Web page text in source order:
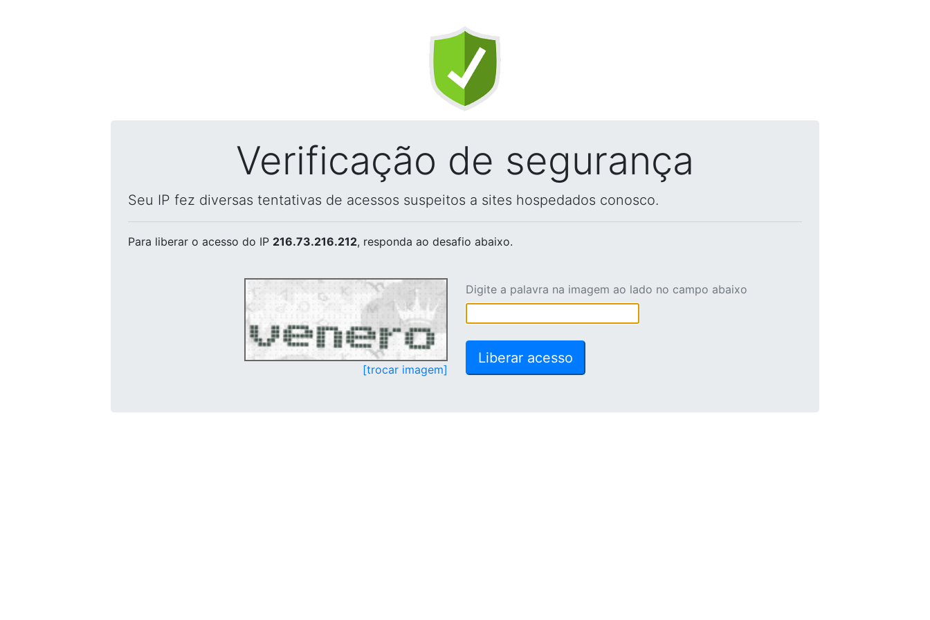
Verificação de segurança
Seu IP fez diversas tentativas de acessos suspeitos a sites hospedados conosco.
Para liberar o acesso do IP 216.73.216.212, responda ao desafio abaixo.
[trocar imagem]
Digite a palavra na imagem ao lado no campo abaixo